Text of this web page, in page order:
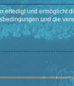
und ermöglicht
und die